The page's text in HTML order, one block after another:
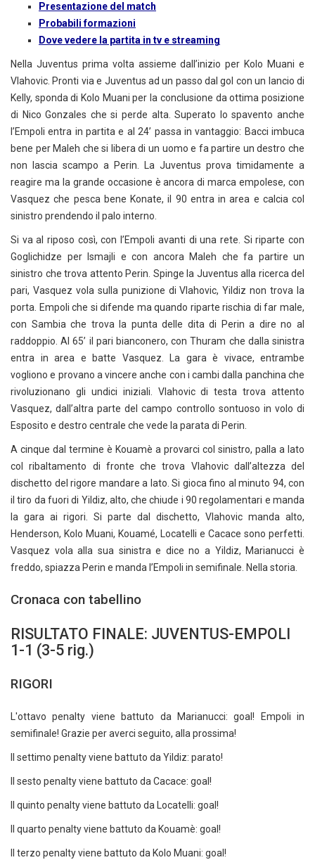
Presentazione del match
Probabili formazioni
Dove vedere la partita in tv e streaming
Nella Juventus prima volta assieme dall’inizio per Kolo Muani e
Vlahovic. Pronti via e Juventus ad un passo dal gol con un lancio di
Kelly, sponda di Kolo Muani per la conclusione da ottima posizione
di Nico Gonzales che si perde alta. Superato lo spavento anche
l’Empoli entra in partita e al 24’ passa in vantaggio: Bacci imbuca
bene per Maleh che si libera di un uomo e fa partire un destro che
non lascia scampo a Perin. La Juventus prova timidamente a
reagire ma la grande occasione è ancora di marca empolese, con
Vasquez che pesca bene Konate, il 90 entra in area e calcia col
sinistro prendendo il palo interno.
Si va al riposo così, con l’Empoli avanti di una rete. Si riparte con
Goglichidze per Ismajli e con ancora Maleh che fa partire un
sinistro che trova attento Perin. Spinge la Juventus alla ricerca del
pari, Vasquez vola sulla punizione di Vlahovic, Yildiz non trova la
porta. Empoli che si difende ma quando riparte rischia di far male,
con Sambia che trova la punta delle dita di Perin a dire no al
raddoppio. Al 65’ il pari bianconero, con Thuram che dalla sinistra
entra in area e batte Vasquez. La gara è vivace, entrambe
vogliono e provano a vincere anche con i cambi dalla panchina che
rivoluzionano gli undici iniziali. Vlahovic di testa trova attento
Vasquez, dall’altra parte del campo controllo sontuoso in volo di
Esposito e destro centrale che vede la parata di Perin.
A cinque dal termine è Kouamè a provarci col sinistro, palla a lato
col ribaltamento di fronte che trova Vlahovic dall’altezza del
dischetto del rigore mandare a lato. Si gioca fino al minuto 94, con
il tiro da fuori di Yildiz, alto, che chiude i 90 regolamentari e manda
la gara ai rigori. Si parte dal dischetto, Vlahovic manda alto,
Henderson, Kolo Muani, Kouamé, Locatelli e Cacace sono perfetti.
Vasquez vola alla sua sinistra e dice no a Yildiz, Marianucci è
freddo, spiazza Perin e manda l’Empoli in semifinale. Nella storia.
Cronaca con tabellino
RISULTATO FINALE: JUVENTUS-EMPOLI
1-1 (3-5 rig.)
RIGORI
L'ottavo penalty viene battuto da Marianucci: goal! Empoli in
semifinale! Grazie per averci seguito, alla prossima!
Il settimo penalty viene battuto da Yildiz: parato!
Il sesto penalty viene battuto da Cacace: goal!
Il quinto penalty viene battuto da Locatelli: goal!
Il quarto penalty viene battuto da Kouamè: goal!
Il terzo penalty viene battuto da Kolo Muani: goal!